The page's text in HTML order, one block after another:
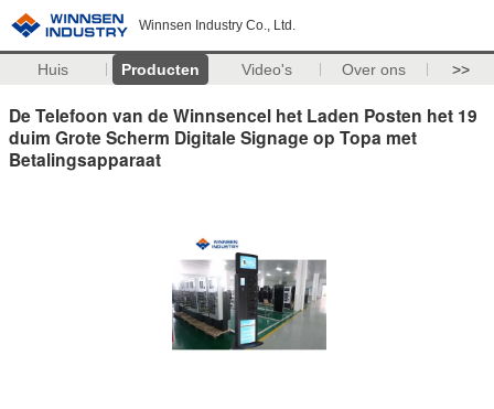
Winnsen Industry Co., Ltd.
Huis Producten Video's Over ons >>
De Telefoon van de Winnsencel het Laden Posten het 19
duim Grote Scherm Digitale Signage op Topa met
Betalingsapparaat